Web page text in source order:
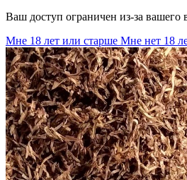
Ваш доступ ограничен из-за вашего
Мне 18 лет или старше Мне нет 18